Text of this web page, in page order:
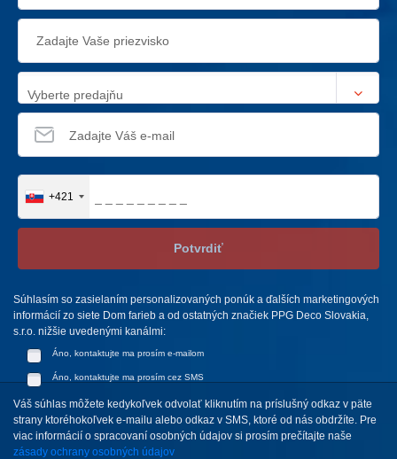
Vyberte predajňu
+421
Potvrdiť
Súhlasím so zasielaním personalizovaných ponúk a ďalších marketingových
informácií zo siete Dom farieb a od ostatných značiek PPG Deco Slovakia,
s.r.o. nižšie uvedenými kanálmi:
Áno, kontaktujte ma prosím e-mailom
Áno, kontaktujte ma prosím cez SMS
Váš súhlas môžete kedykoľvek odvolať kliknutím na príslušný odkaz v päte
strany ktoréhokoľvek e-mailu alebo odkaz v SMS, ktoré od nás obdržíte. Pre
viac informácií o spracovaní osobných údajov si prosím prečítajte naše
zásady ochrany osobných údajov